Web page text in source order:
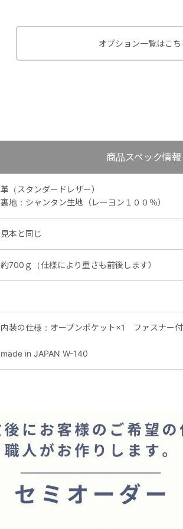
オプション一覧はこち
商品スペック情報
革（スタンダードレザー）
裏地：シャンタン生地（レーヨン１００％）
見本と同じ
約700ｇ（仕様により重さも前後します）
内装の仕様：オープンポケット×1 ファスナー
made in JAPAN W-140